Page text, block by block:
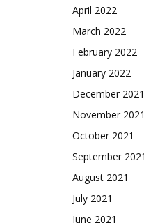
April 2022
March 2022
February 2022
January 2022
December 2021
November 2021
October 2021
September 2021
August 2021
July 2021
June 2021